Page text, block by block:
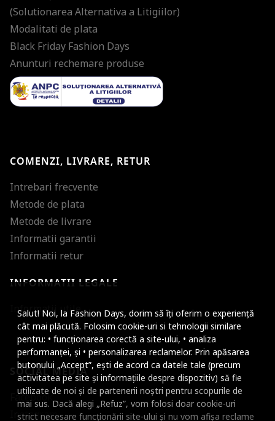
Salut! Noi, la Fashion Days, dorim să îți oferim o experiență
cât mai plăcută. Folosim cookie-uri si tehnologii similare
pentru: • funcționarea corectă a site-ului, • analiza
performanței, și • personalizarea reclamelor. Prin apăsarea
butonului „Accept”, ești de acord ca datele tale (precum
activitatea pe site și informațiile despre dispozitiv) să fie
utilizate de noi și de partenerii noștri pentru scopurile de
mai sus. Dacă alegi „Refuz”, vom folosi doar cookie-uri
strict necesare funcționării site-ului și nu vom afișa reclame
(Solutionarea Alternativa a Litigiilor)
Modalitati de plata
Black Friday Fashion Days
Anunturi rechemare produse
COMENZI, LIVRARE, RETUR
Intrebari frecvente
Metode de plata
Metode de livrare
Informatii garantii
Informatii retur
INFORMATII LEGALE
Informatii utile
SOCIAL MEDIA
Facebook
Instagram
Micsoreaza
Mareste spatierea
Micsoreaza
Mareste inaltimea